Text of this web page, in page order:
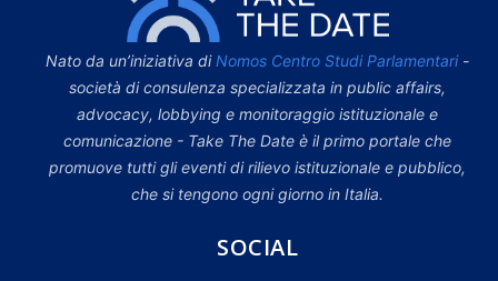
Nato da un’iniziativa di Nomos Centro Studi Parlamentari-
società di consulenza specializzata in public affairs,
advocacy, lobbying e monitoraggio istituzionale e
comunicazione - Take The Date è il primo portale che
promuove tutti gli eventi di rilievo istituzionale e pubblico,
che si tengono ogni giorno in Italia.
SOCIAL